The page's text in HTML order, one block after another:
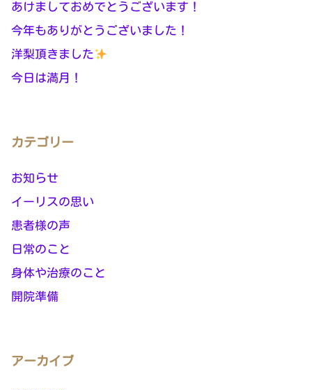
あけましておめでとうございます！
今年もありがとうございました！
洋梨頂きました
今日は満月！
カテゴリー
お知らせ
イーリスの思い
患者様の声
日常のこと
身体や治療のこと
開院準備
アーカイブ